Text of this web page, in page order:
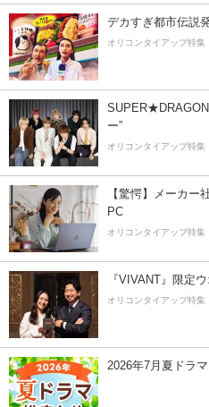
デカすぎ都市伝説
オリコンタイアップ特集
SUPER★DRAGON
ー”
オリコンタイアップ特集
【驚愕】メーカー
PC
オリコンタイアップ特集
『VIVANT』限定
オリコンタイアップ特集
2026年7月夏ドラ